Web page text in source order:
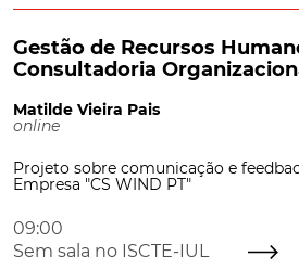
Gestão de Recursos
Consultadoria
Matilde Vieira Pais
online
Projeto sobre comunicação e
Empresa "CS WIND PT"
09:00
Sem sala no ISCTE-IUL